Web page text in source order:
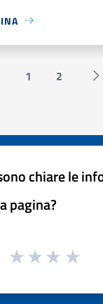
1 2
chiare le
pagina?